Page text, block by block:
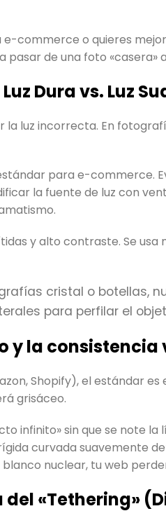
e-commerce o quieres
de una foto «casera»
Dura vs. Luz
la luz incorrecta. En
para e-commerce.
la fuente de luz con
y alto contraste. Se
cristal o botellas,
para perfilar el
y la consistencia
Shopify), el estándar es
grisáceo.
infinito» sin que se note
curvada suavemente
nuclear, tu web
del «Tethering»